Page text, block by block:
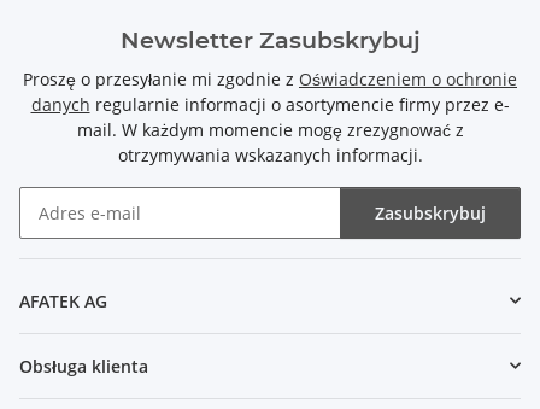
Newsletter Zasubskrybuj
Proszę o przesyłanie mi zgodnie z Oświadczeniem o ochronie
danych regularnie informacji o asortymencie firmy przez e-
mail. W każdym momencie mogę zrezygnować z
otrzymywania wskazanych informacji.
Zasubskrybuj
AFATEK AG
Obsługa klienta